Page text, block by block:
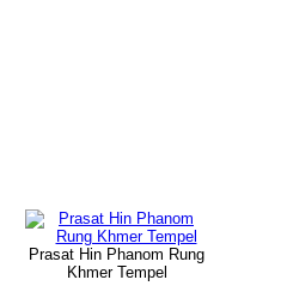
Prasat Hin Phanom Rung
Khmer Tempel